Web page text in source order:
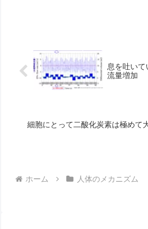
息を吐いて
流量増加
細胞にとって二酸化炭素は極めて
ホーム 人体のメカニズム